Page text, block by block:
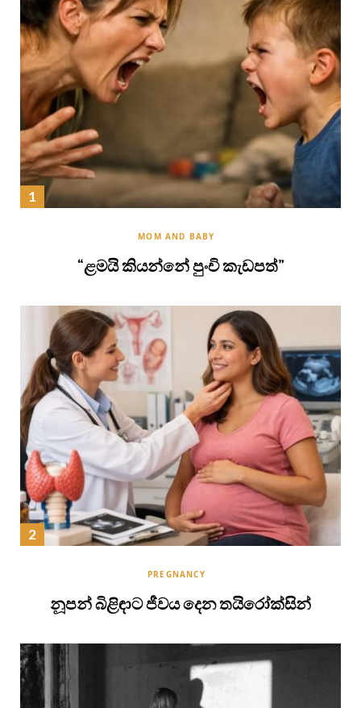
MOM AND BABY
“ළමයි කියන්නේ පුංචි කැඩපත්”
PREGNANCY
නූපන් බිළිඳාට ජීවය දෙන තයිරෝක්සින්